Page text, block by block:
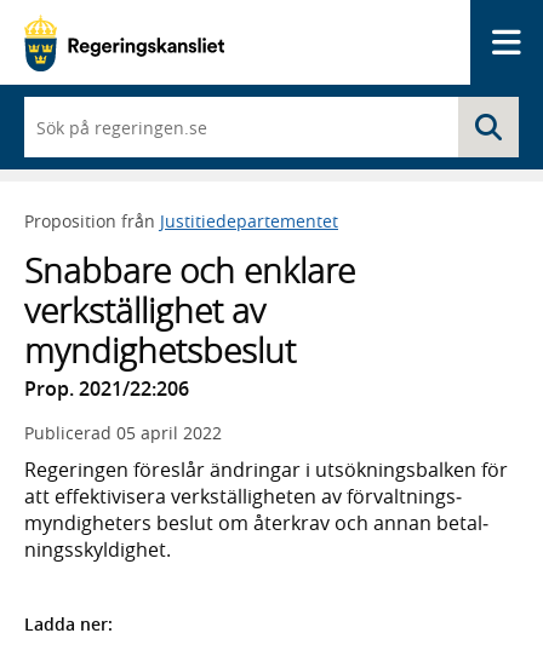
du
börjar
skriva
framträder
lista
med
sökförslag
Proposition från Justitiedepartementet
Snabbare och enklare
verkställighet av
myndighetsbeslut
Prop. 2021/22:206
Publicerad 05 april 2022
Regeringen föreslår ändringar i utsök­nings­balken för
att effekti­visera verk­ställig­heten av förvalt­nings­
myndig­heters beslut om åter­krav och annan betal­
nings­skyldighet.
Ladda ner: